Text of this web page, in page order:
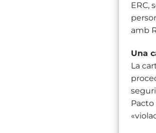
ERC,
amb
Una
La